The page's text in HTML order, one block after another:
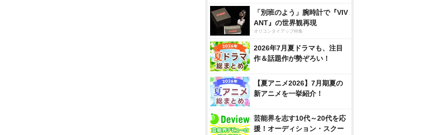
「別班のよう」腕時計で『VIV
ANT』の世界観再現
オリコンタイアップ特集
2026年7月夏ドラマも、注目
作＆話題作が勢ぞろい！
【夏アニメ2026】7月期夏の
新アニメを一挙紹介！
芸能界を志す10代～20代を応
援！オーディション・スクー